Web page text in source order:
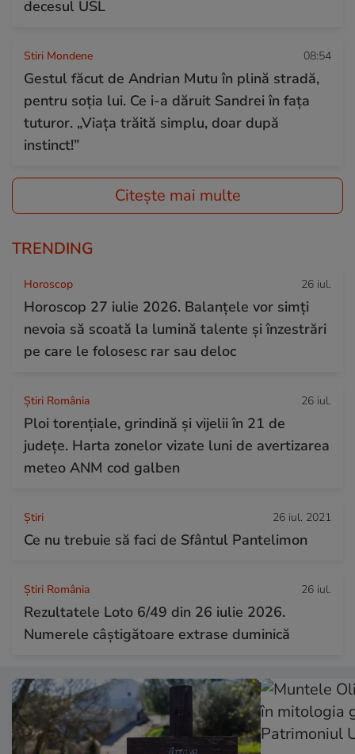
decesul USL
Stiri Mondene 08:54
Gestul făcut de Andrian Mutu în plină stradă,
pentru soția lui. Ce i-a dăruit Sandrei în fața
tuturor. „Viața trăită simplu, doar după
instinct!”
Citește mai multe
TRENDING
Horoscop 26 iul.
Horoscop 27 iulie 2026. Balanțele vor simți
nevoia să scoată la lumină talente și înzestrări
pe care le folosesc rar sau deloc
Știri România 26 iul.
Ploi torențiale, grindină și vijelii în 21 de
județe. Harta zonelor vizate luni de avertizarea
meteo ANM cod galben
Ştiri 26 iul. 2021
Ce nu trebuie să faci de Sfântul Pantelimon
Știri România 26 iul.
Rezultatele Loto 6/49 din 26 iulie 2026.
Numerele câștigătoare extrase duminică